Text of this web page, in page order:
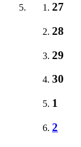
27
28
29
30
1
2